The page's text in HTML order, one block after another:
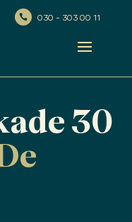
 030 - 303 00 11
30